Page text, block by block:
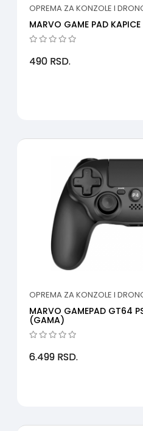
OPREMA ZA KONZOLE I
MARVO GAME PAD
490 RSD.
OPREMA ZA KONZOLE I
MARVO GAMEPAD GT64
(GAMA)
6.499 RSD.